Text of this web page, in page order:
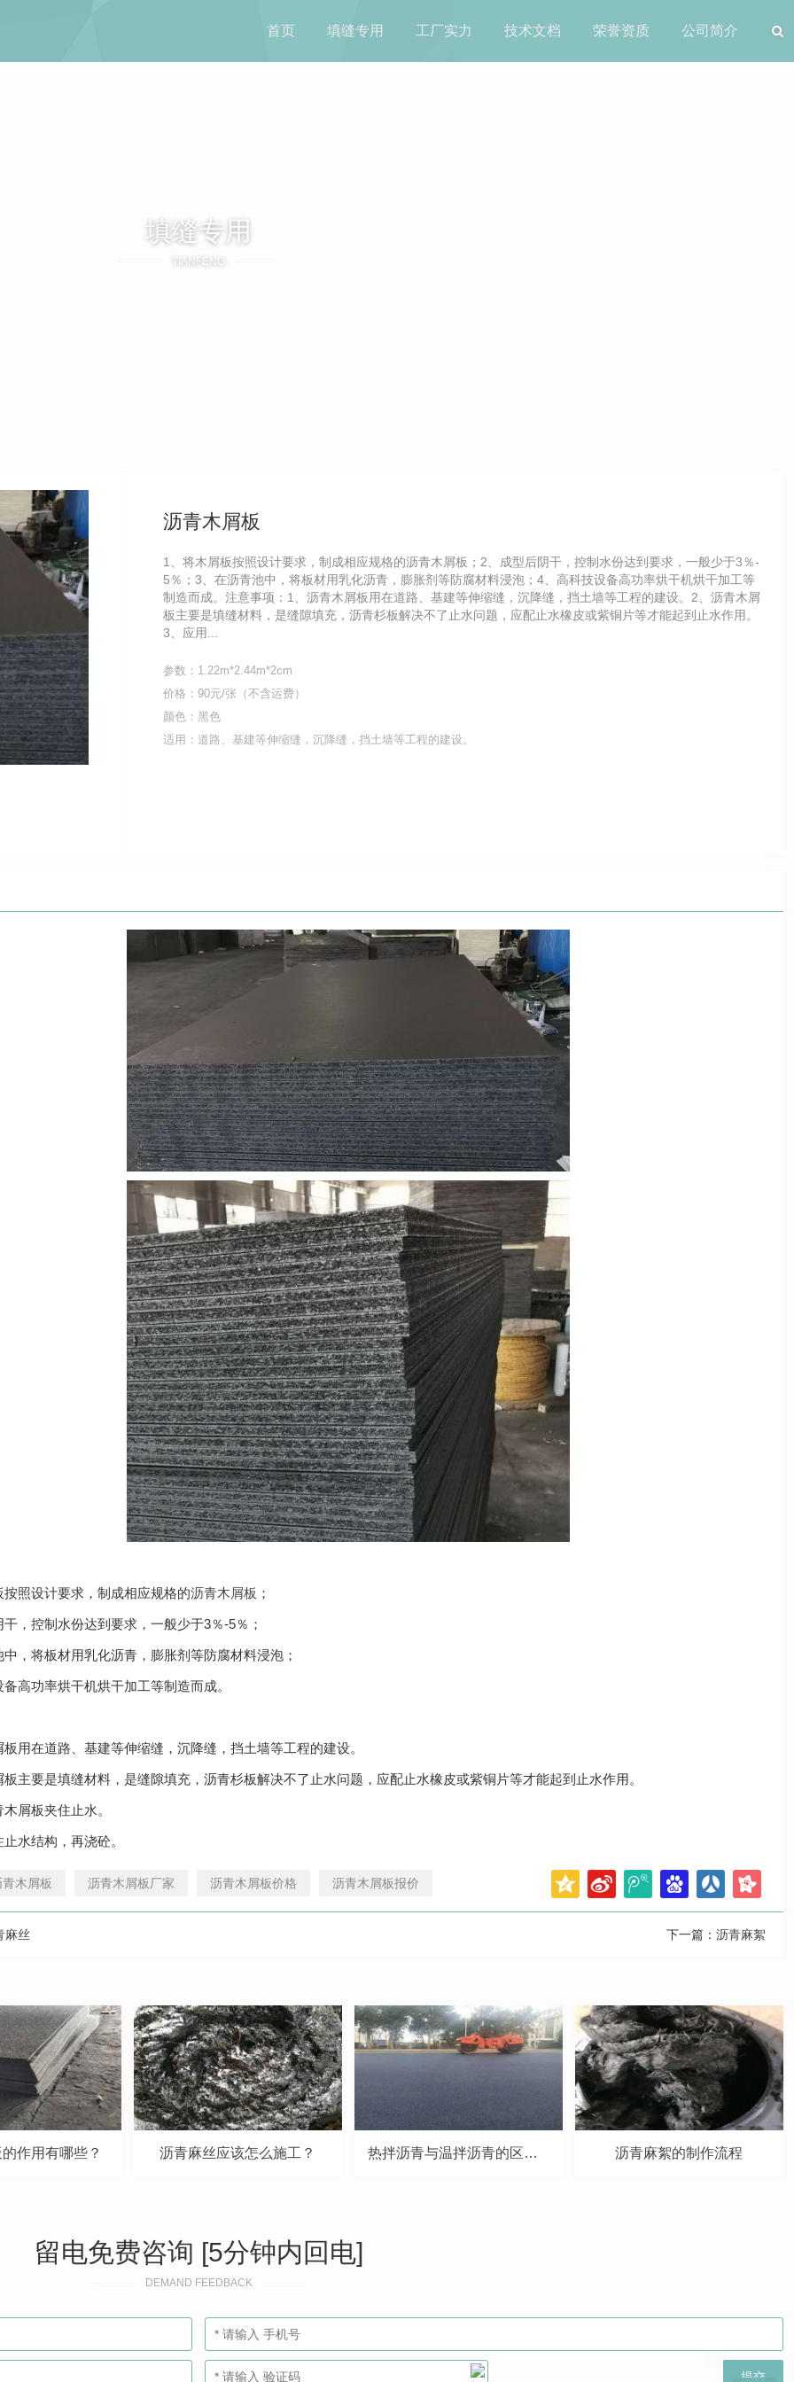
首页 填缝专用 工厂实力 技术文档 荣誉资质 公司简介
填缝专用
TIANFENG
沥青木屑板
1、将木屑板按照设计要求，制成相应规格的沥青木屑板；2、成型后阴干，控制水份达到要求，一般少于3％-
5％；3、在沥青池中，将板材用乳化沥青，膨胀剂等防腐材料浸泡；4、高科技设备高功率烘干机烘干加工等
制造而成。注意事项：1、沥青木屑板用在道路、基建等伸缩缝，沉降缝，挡土墙等工程的建设。2、沥青木屑
板主要是填缝材料，是缝隙填充，沥青杉板解决不了止水问题，应配止水橡皮或紫铜片等才能起到止水作用。
3、应用...
参数：1.22m*2.44m*2cm
价格：90元/张（不含运费）
颜色：黑色
适用：道路、基建等伸缩缝，沉降缝，挡土墙等工程的建设。
按照设计要求，制成相应规格的沥青木屑板 ；
，控制水份达到要求，一般少于3％-5％；
，将板材用乳化沥青，膨胀剂等防腐材料浸泡；
高功率烘干机烘干加工等制造而成。
用在道路、基建等伸缩缝，沉降缝，挡土墙等工程的建设。
主要是填缝材料，是缝隙填充，沥青杉板解决不了止水问题，应配止水橡皮或紫铜片等才能起到止水作用。
屑板夹住止水。
水结构，再浇砼。
木屑板 沥青木屑板厂家 沥青木屑板价格 沥青木屑板报价
麻丝 下一篇： 沥青麻絮
作用有哪些？ 沥青麻丝应该怎么施工？ 热拌沥青与温拌沥青的区别在哪里？ 沥青麻絮的制作流程
留电免费咨询 [5分钟内回电]
DEMAND FEEDBACK